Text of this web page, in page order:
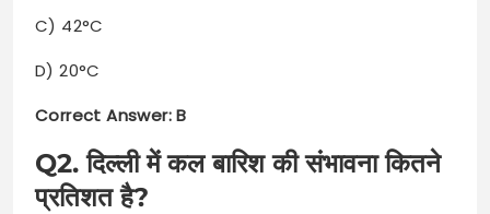
C) 42°C
D) 20°C
Correct Answer: B
Q2. दिल्ली में कल बारिश की संभावना कितने
प्रतिशत है?